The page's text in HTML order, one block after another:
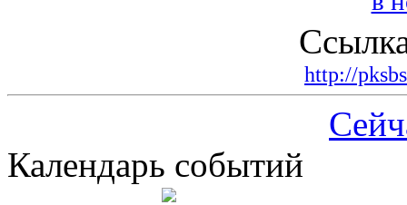
http://
Календарь событий